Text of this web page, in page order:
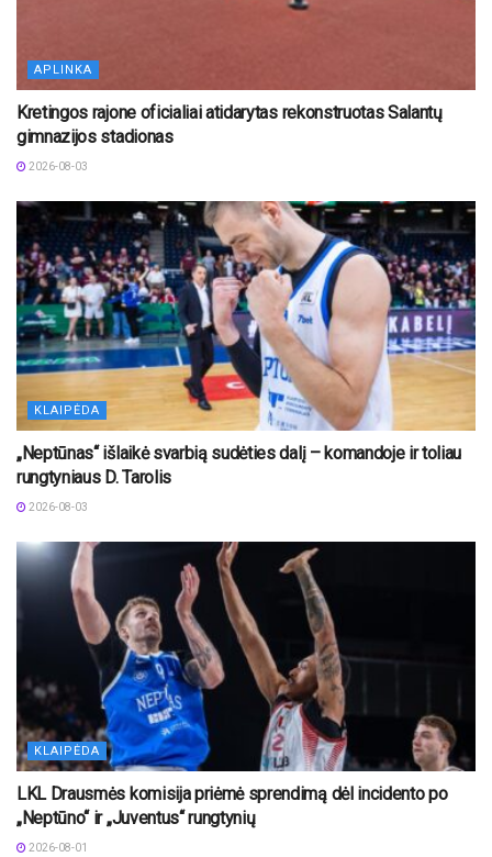
APLINKA
Kretingos rajone oficialiai atidarytas rekonstruotas Salantų
gimnazijos stadionas
2026-08-03
KLAIPĖDA
„Neptūnas“ išlaikė svarbią sudėties dalį – komandoje ir toliau
rungtyniaus D. Tarolis
2026-08-03
KLAIPĖDA
LKL Drausmės komisija priėmė sprendimą dėl incidento po
„Neptūno“ ir „Juventus“ rungtynių
2026-08-01